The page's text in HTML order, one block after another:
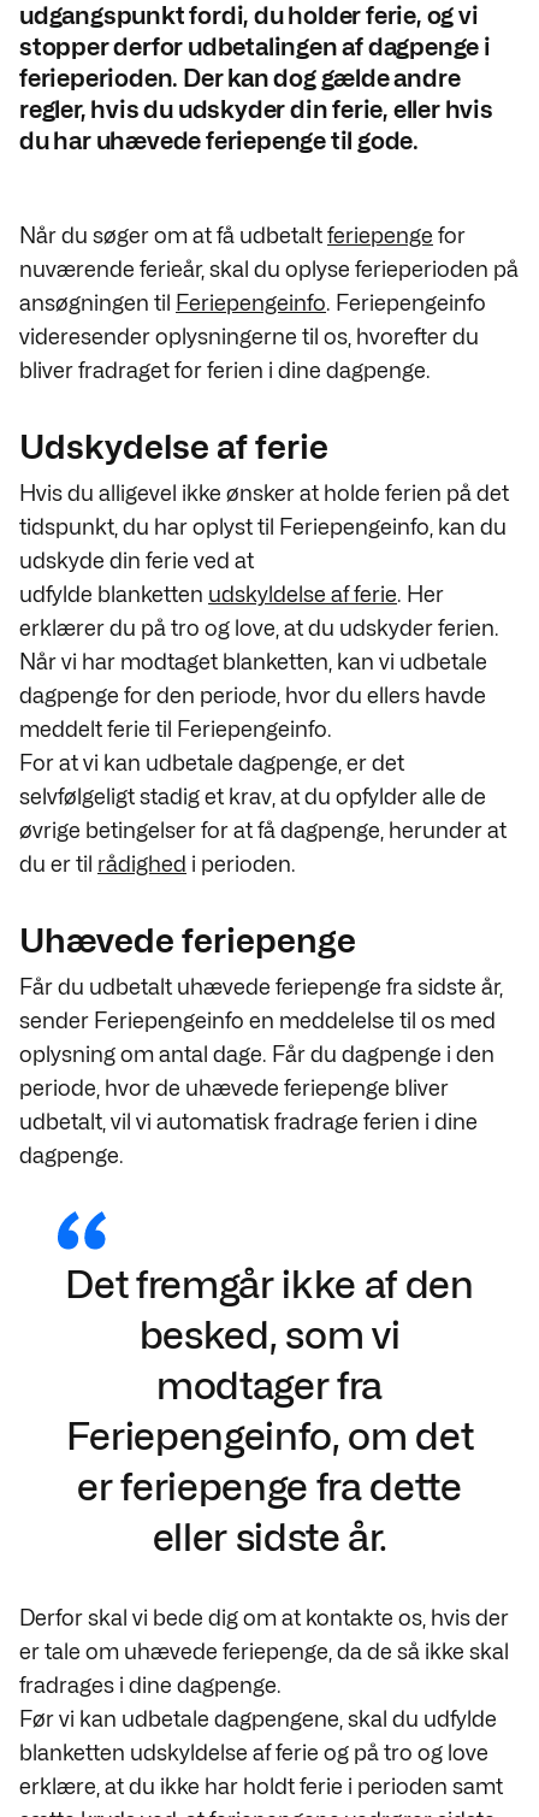
udgangspunkt fordi, du holder ferie, og vi
stopper derfor udbetalingen af dagpenge i
ferieperioden. Der kan dog gælde andre
regler, hvis du udskyder din ferie, eller hvis
du har uhævede feriepenge til gode.
Når du søger om at få udbetaltferiepenge for
nuværende ferieår, skal du oplyse ferieperioden på
ansøgningen til Feriepengeinfo. Feriepengeinfo
videresender oplysningerne til os, hvorefter du
bliver fradraget for ferien i dine dagpenge.
Udskydelse af ferie
Hvis du alligevel ikke ønsker at holde ferien på det
tidspunkt, du har oplyst til Feriepengeinfo, kan du
udskyde din ferie ved at
udfylde blanketten udskyldelse af ferie. Her
erklærer du på tro og love, at du udskyder ferien.
Når vi har modtaget blanketten, kan vi udbetale
dagpenge for den periode, hvor du ellers havde
meddelt ferie til Feriepengeinfo.
For at vi kan udbetale dagpenge, er det
selvfølgeligt stadig et krav, at du opfylder alle de
øvrige betingelser for at få dagpenge, herunder at
du er til rådighed i perioden.
Uhævede feriepenge
Får du udbetalt uhævede feriepenge fra sidste år,
sender Feriepengeinfo en meddelelse til os med
oplysning om antal dage. Får du dagpenge i den
periode, hvor de uhævede feriepenge bliver
udbetalt, vil vi automatisk fradrage ferien i dine
dagpenge.
Det fremgår ikke af den
besked, som vi
modtager fra
Feriepengeinfo, om det
er feriepenge fra dette
eller sidste år.
Derfor skal vi bede dig om at kontakte os, hvis der
er tale om uhævede feriepenge, da de så ikke skal
fradrages i dine dagpenge.
Før vi kan udbetale dagpengene, skal du udfylde
blanketten udskyldelse af ferie og på tro og love
erklære, at du ikke har holdt ferie i perioden samt